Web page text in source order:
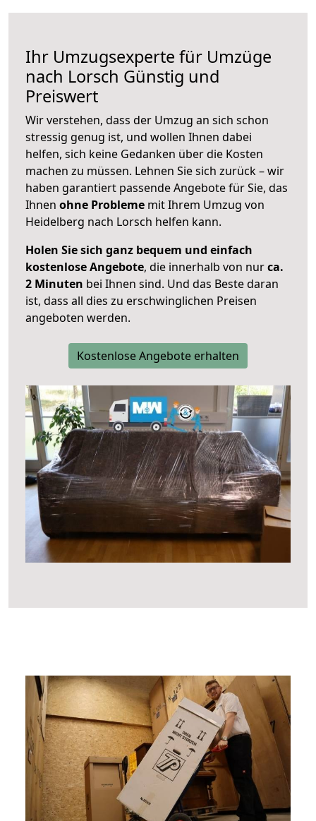
Ihr Umzugsexperte für Umzüge
nach Lorsch Günstig und
Preiswert
Wir verstehen, dass der Umzug an sich schon
stressig genug ist, und wollen Ihnen dabei
helfen, sich keine Gedanken über die Kosten
machen zu müssen. Lehnen Sie sich zurück – wir
haben garantiert passende Angebote für Sie, das
Ihnen ohne Probleme mit Ihrem Umzug von
Heidelberg nach Lorsch helfen kann.
Holen Sie sich ganz bequem und einfach
kostenlose Angebote, die innerhalb von nurca.
2 Minuten bei Ihnen sind. Und das Beste daran
ist, dass all dies zu erschwinglichen Preisen
angeboten werden.
Kostenlose Angebote erhalten